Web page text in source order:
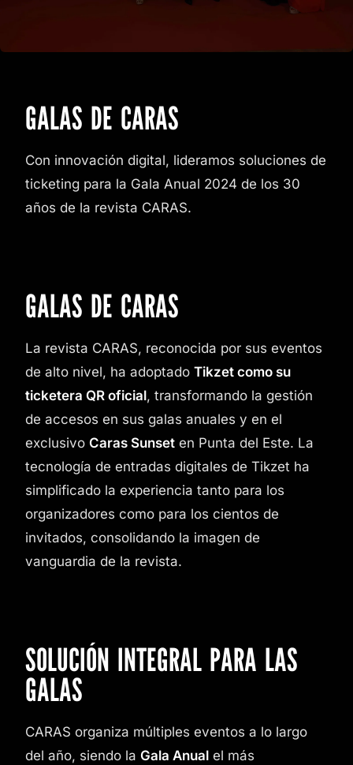
GALAS DE CARAS
Con innovación digital, lideramos soluciones de
ticketing para la Gala Anual 2024 de los 30
años de la revista CARAS.
GALAS DE CARAS
La revista CARAS, reconocida por sus eventos
de alto nivel, ha adoptado Tikzet como su
ticketera QR oficial, transformando la gestión
de accesos en sus galas anuales y en el
exclusivo Caras Sunset en Punta del Este. La
tecnología de entradas digitales de Tikzet ha
simplificado la experiencia tanto para los
organizadores como para los cientos de
invitados, consolidando la imagen de
vanguardia de la revista.
SOLUCIÓN INTEGRAL PARA LAS
GALAS
CARAS organiza múltiples eventos a lo largo
del año, siendo la Gala Anual el más